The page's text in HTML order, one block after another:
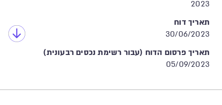
2023
תאריך דוח
30/06/2023
תאריך פרסום הדוח (עבור רשימת נכסים רבעונית)
05/09/2023